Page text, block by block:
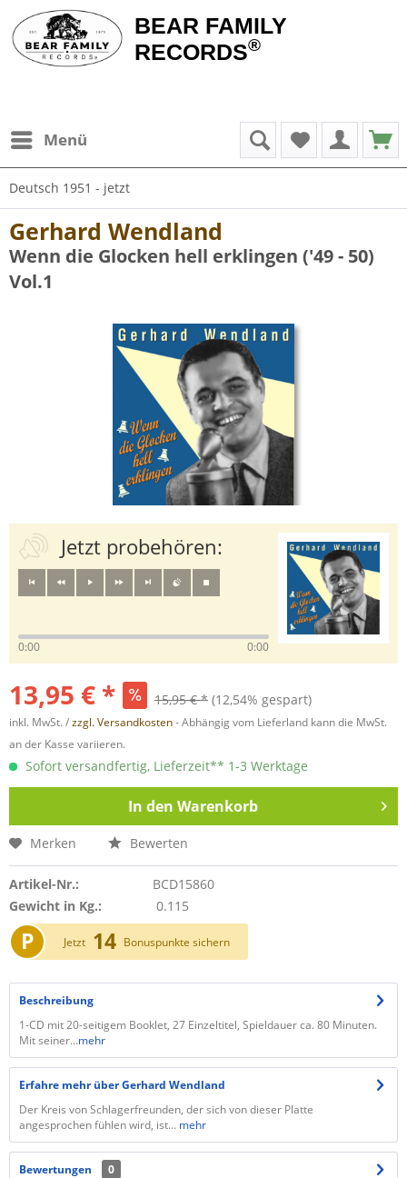
BEAR FAMILY
RECORDS®
Menü
Deutsch 1951 - jetzt
Gerhard Wendland
Wenn die Glocken hell erklingen ('49 - 50)
Vol.1
Jetzt probehören:
0:00 0:00
13,95 € * 15,95 € * (12,54% gespart)
inkl. MwSt. /zzgl. Versandkosten- Abhängig vom Lieferland kann die MwSt.
an der Kasse variieren.
Sofort versandfertig, Lieferzeit** 1-3 Werktage
In den Warenkorb
Merken Bewerten
Artikel-Nr.:
BCD15860
Gewicht in Kg.:
0.115
P Jetzt 14 Bonuspunkte sichern
Beschreibung
1-CD mit 20-seitigem Booklet, 27 Einzeltitel, Spieldauer ca. 80 Minuten.
Mit seiner...mehr
Erfahre mehr über Gerhard Wendland
Der Kreis von Schlagerfreunden, der sich von dieser Platte
angesprochen fühlen wird, ist... mehr
Bewertungen
0